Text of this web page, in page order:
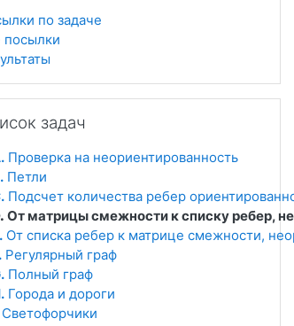
по задаче
посылки
задач
Проверка на неориентированность
Петли
Подсчет количества ребер
От матрицы смежности к списку ребер,
От списка ребер к матрице смежности,
Регулярный граф
Полный граф
Города и дороги
Светофорчики